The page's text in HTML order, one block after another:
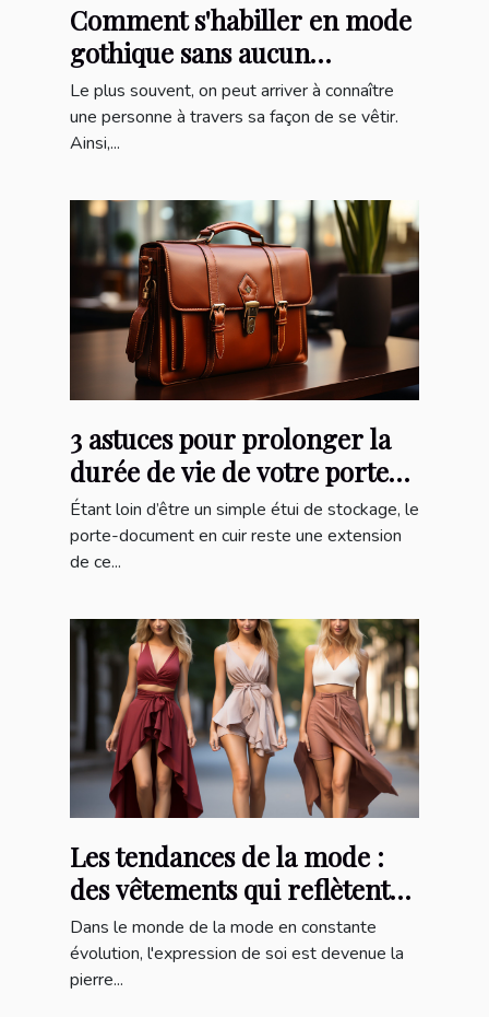
Comment s'habiller en mode
gothique sans aucun
protocole ?
Le plus souvent, on peut arriver à connaître
une personne à travers sa façon de se vêtir.
Ainsi,...
3 astuces pour prolonger la
durée de vie de votre porte-
document
Étant loin d’être un simple étui de stockage, le
porte-document en cuir reste une extension
de ce...
Les tendances de la mode :
des vêtements qui reflètent
votre style unique
Dans le monde de la mode en constante
évolution, l'expression de soi est devenue la
pierre...